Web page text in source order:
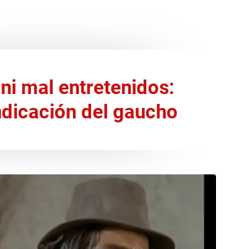
mal entretenidos:
del gaucho